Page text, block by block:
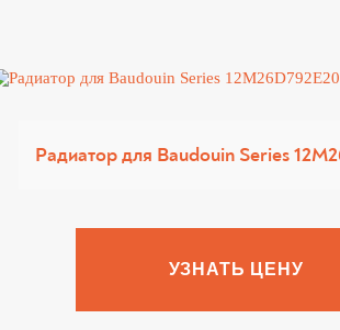
Радиатор для Baudouin Series
УЗНАТЬ ЦЕНУ